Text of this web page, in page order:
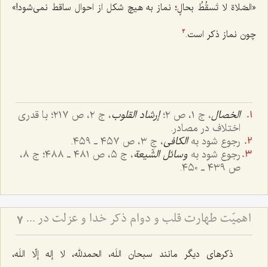
«الصّلاة لا تَسقُطُ بحالٍ؛ نماز به هیچ شکل از احوال ساقط نمی‌شود!»
چون نماز ذکر است.3
الخصال، ج ١، ص ٢؛ إرشاد القلوب
، ج ٢، ص ٢١٧؛ با قدری
اختلاف در مصادر.
رجوع شود بهالکافی، ج ٣، ص ٤٥٧ ـ ٤٥٩.
رجوع شود به وسائل الشّیعة
، ج ٥، ص ٤٨١ ـ ٤٨٨؛ ج ٨،
ص ٤٣٩ ـ ٤٥٠.
اهمیّت طهارت قلب و دوام ذکر خدا و عزلت در سیروسلوک 7
ذکرهای دیگر مانند سبحان اللَه، الحمدلله، لا إله إلّا اللَه،